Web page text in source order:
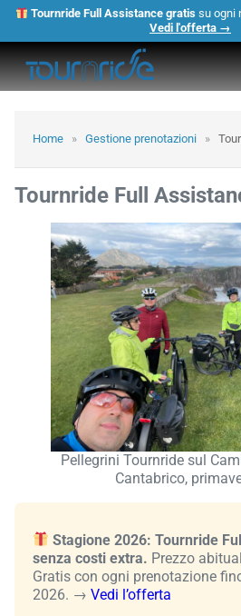
Tournride Full Assistance gratis su ogni
Vedi l'offerta →
Home » Gestione prenotazioni »
Tournride Full
Pellegrini Tournride sul
Cantabrico,
Stagione 2026: Tournride
senza costi extra. Prezzo
Gratis con ogni prenotazione
2026. → Vedi l’offerta